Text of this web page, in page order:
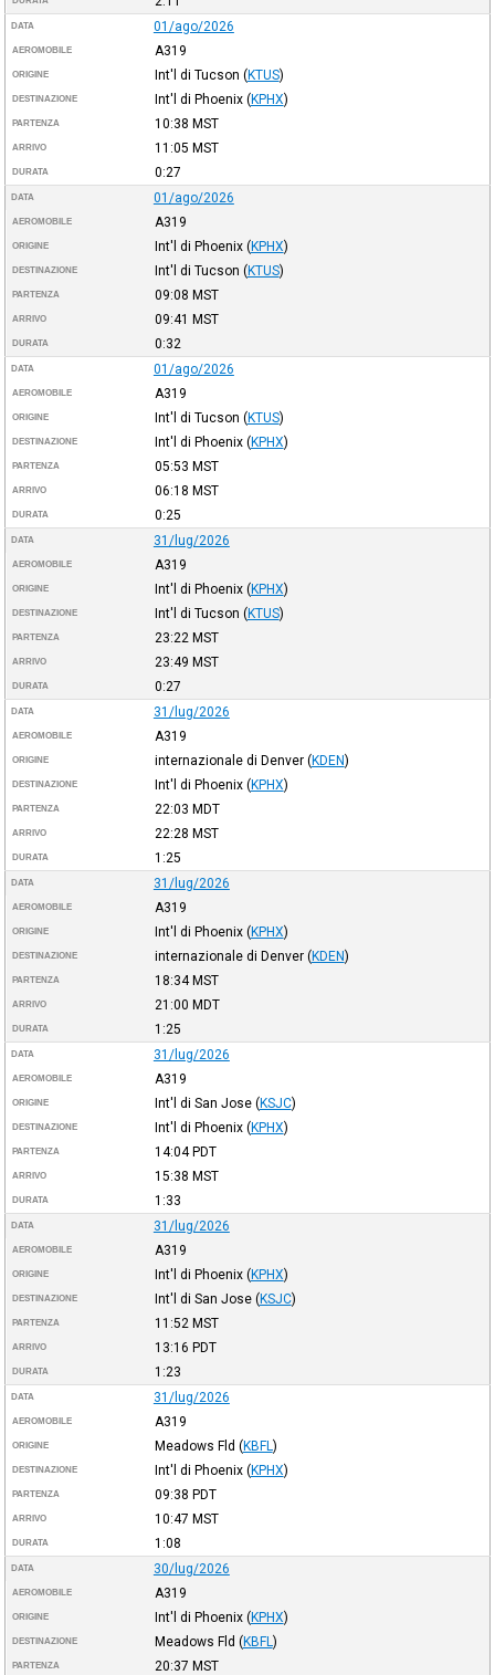
DATA 01/ago/2026
AEROMOBILE A319
ORIGINE Int'l di Tucson (KTUS)
DESTINAZIONE Int'l di Phoenix (KPHX)
PARTENZA 10:38 MST
ARRIVO 11:05 MST
DURATA 0:27
DATA 01/ago/2026
AEROMOBILE A319
ORIGINE Int'l di Phoenix (KPHX)
DESTINAZIONE Int'l di Tucson (KTUS)
PARTENZA 09:08 MST
ARRIVO 09:41 MST
DURATA 0:32
DATA 01/ago/2026
AEROMOBILE A319
ORIGINE Int'l di Tucson (KTUS)
DESTINAZIONE Int'l di Phoenix (KPHX)
PARTENZA 05:53 MST
ARRIVO 06:18 MST
DURATA 0:25
DATA 31/lug/2026
AEROMOBILE A319
ORIGINE Int'l di Phoenix (KPHX)
DESTINAZIONE Int'l di Tucson (KTUS)
PARTENZA 23:22 MST
ARRIVO 23:49 MST
DURATA 0:27
DATA 31/lug/2026
AEROMOBILE A319
ORIGINE internazionale di Denver (KDEN)
DESTINAZIONE Int'l di Phoenix (KPHX)
PARTENZA 22:03 MDT
ARRIVO 22:28 MST
DURATA 1:25
DATA 31/lug/2026
AEROMOBILE A319
ORIGINE Int'l di Phoenix (KPHX)
DESTINAZIONE internazionale di Denver (KDEN)
PARTENZA 18:34MST
ARRIVO 21:00 MDT
DURATA 1:25
DATA 31/lug/2026
AEROMOBILE A319
ORIGINE Int'l di San Jose (KSJC)
DESTINAZIONE Int'l di Phoenix (KPHX)
PARTENZA 14:04PDT
ARRIVO 15:38 MST
DURATA 1:33
DATA 31/lug/2026
AEROMOBILE A319
ORIGINE Int'l di Phoenix (KPHX)
DESTINAZIONE Int'l di San Jose (KSJC)
PARTENZA 11:52 MST
ARRIVO 13:16 PDT
DURATA 1:23
DATA 31/lug/2026
AEROMOBILE A319
ORIGINE Meadows Fld (KBFL )
DESTINAZIONE Int'l di Phoenix (KPHX)
PARTENZA 09:38 PDT
ARRIVO 10:47 MST
DURATA 1:08
DATA 30/lug/2026
AEROMOBILE A319
ORIGINE Int'l di Phoenix (KPHX)
DESTINAZIONE Meadows Fld (KBFL )
PARTENZA 20:37 MST